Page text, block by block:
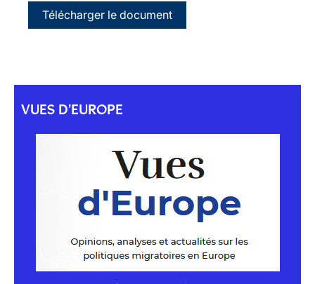
Télécharger le document
VUES D'EUROPE